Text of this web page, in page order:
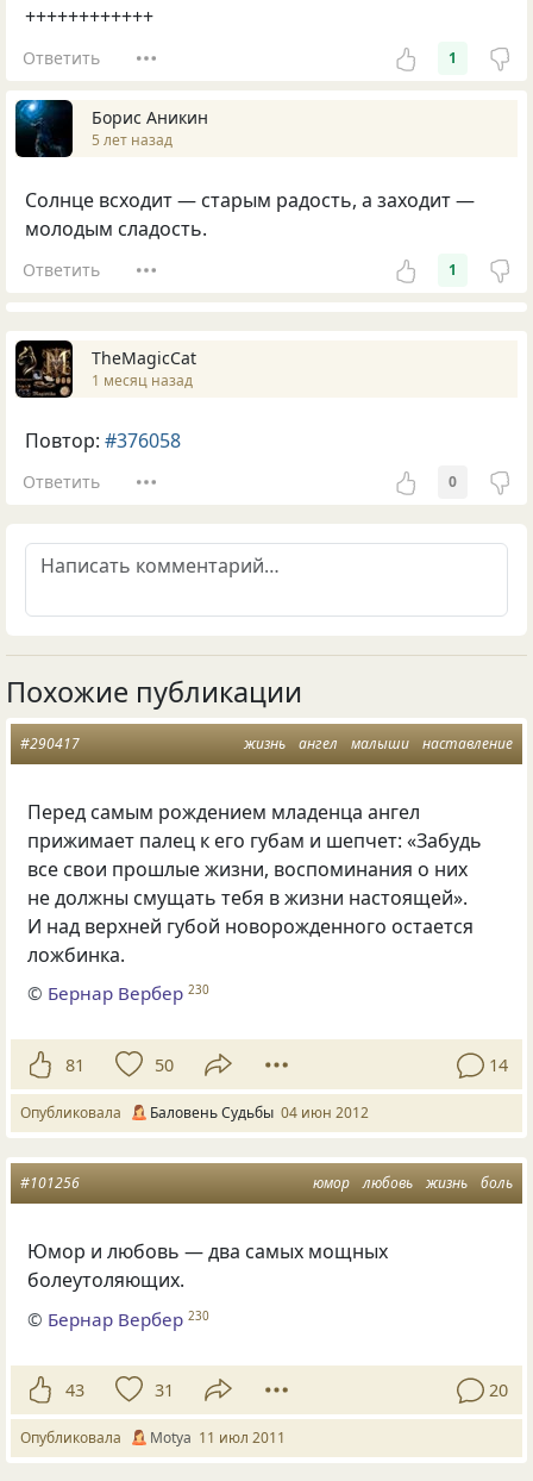
++++++++++++
Ответить 1
Борис Аникин
5 лет назад
Солнце всходит — старым радость, а заходит —
молодым сладость.
Ответить 1
TheMagicCat
1 месяц назад
Повтор: #376058
Ответить 0
Похожие публикации
жизнь ангел малыши наставление
#290417
Перед самым рождением младенца ангел
прижимает палец к его губам и шепчет: «Забудь
все свои прошлые жизни, воспоминания о них
не должны смущать тебя в жизни настоящей».
И над верхней губой новорожденного остается
ложбинка.
© Бернар Вербер 230
81 50 14
Опубликовала Баловень Судьбы 04 июн 2012
юмор любовь жизнь боль
#101256
Юмор и любовь — два самых мощных
болеутоляющих.
© Бернар Вербер 230
43 31 20
Опубликовала Motya 11 июл 2011